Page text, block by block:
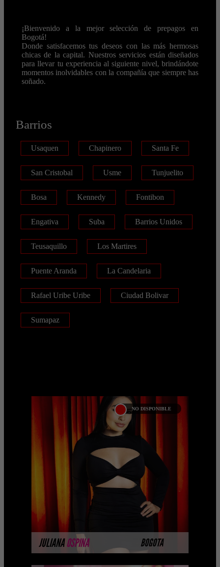
¡Bienvenido a la mejor selección de prepagos en
Bogotá!
Donde satisfacemos tus deseos con las más hermosas
chicas de la capital. Nuestros servicios están diseñados
para llevar tu experiencia al siguiente nivel, brindándote
momentos inolvidables con la compañía que siempre has
soñado.
Barrios
Usaquen Chapinero Santa Fe
San Cristobal Usme Tunjuelito
Bosa Kennedy Fontibon
Engativa Suba Barrios Unidos
Teusaquillo Los Martires
Puente Aranda La Candelaria
Rafael Uribe Uribe Ciudad Bolivar
Sumapaz
JULIANAOSPINA BOGOTA
NO DISPONIBLE
JULIANA OSPINA
Las mejores prepagos escorts, call girls,
putas, putas y acompañantes
universitarias vip en Colombia. La
mejor agencia de Colombia ...
MÁS INFORMACIÓN